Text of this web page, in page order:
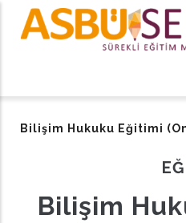
içeriğe
Bilişim Hukuku Eğitimi
Bilişim